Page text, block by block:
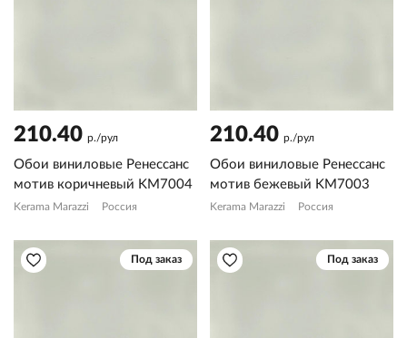
210.40 р./рул
Обои виниловые Ренессанс
мотив коричневый KM7004
Kerama Marazzi Россия
210.40 р./рул
Обои виниловые Ренессанс
мотив бежевый KM7003
Kerama Marazzi Россия
Под заказ Под заказ